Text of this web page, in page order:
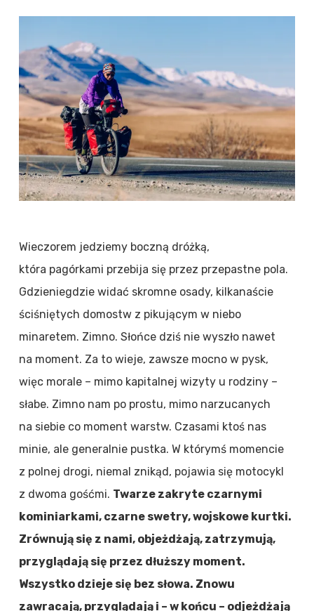
Wieczorem jedziemy boczną dróżką,
która pagórkami przebija się przez przepastne pola.
Gdzieniegdzie widać skromne osady, kilkanaście
ściśniętych domostw z pikującym w niebo
minaretem. Zimno. Słońce dziś nie wyszło nawet
na moment. Za to wieje, zawsze mocno w pysk,
więc morale – mimo kapitalnej wizyty u rodziny –
słabe. Zimno nam po prostu, mimo narzucanych
na siebie co moment warstw. Czasami ktoś nas
minie, ale generalnie pustka. W którymś momencie
z polnej drogi, niemal znikąd, pojawia się motocykl
z dwoma gośćmi. Twarze zakryte czarnymi
kominiarkami, czarne swetry, wojskowe kurtki.
Zrównują się z nami, objeżdżają, zatrzymują,
przyglądają się przez dłuższy moment.
Wszystko dzieje się bez słowa. Znowu
zawracają, przyglądają i – w końcu – odjeżdżają